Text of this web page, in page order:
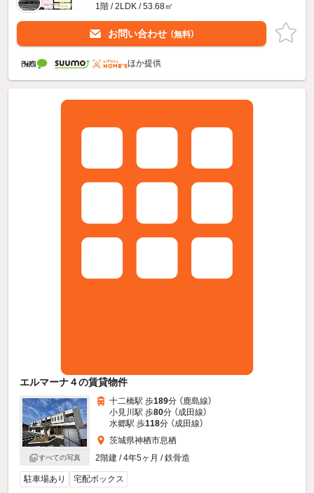
1階 / 2LDK / 53.68㎡
お問い合わせ （無料）
ほか提供
エルマーナ４の賃貸物件
すべての写真
十二橋駅 歩189分 （鹿島線）
小見川駅 歩80分 （成田線）
水郷駅 歩118分 （成田線）
茨城県神栖市息栖
2階建 / 4年5ヶ月 / 鉄骨造
駐車場あり 宅配ボックス